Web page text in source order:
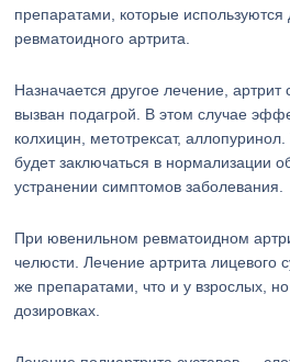
препаратами, которые используются
ревматоидного артрита.
Назначается другое лечение, артрит
вызван подагрой. В этом случае
колхицин, метотрексат,
будет заключаться в нормализации
устранении симптомов заболевания.
При ювенильном ревматоидном
челюсти. Лечение артрита лицевого
же препаратами, что и у взрослых,
дозировках.